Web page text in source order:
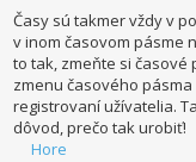
Časy sú takmer vždy v
v inom časovom pásme
to tak, zmeňte si časové
zmenu časového
registrovaní užívatelia.
dôvod, prečo tak urobiť!
Hore